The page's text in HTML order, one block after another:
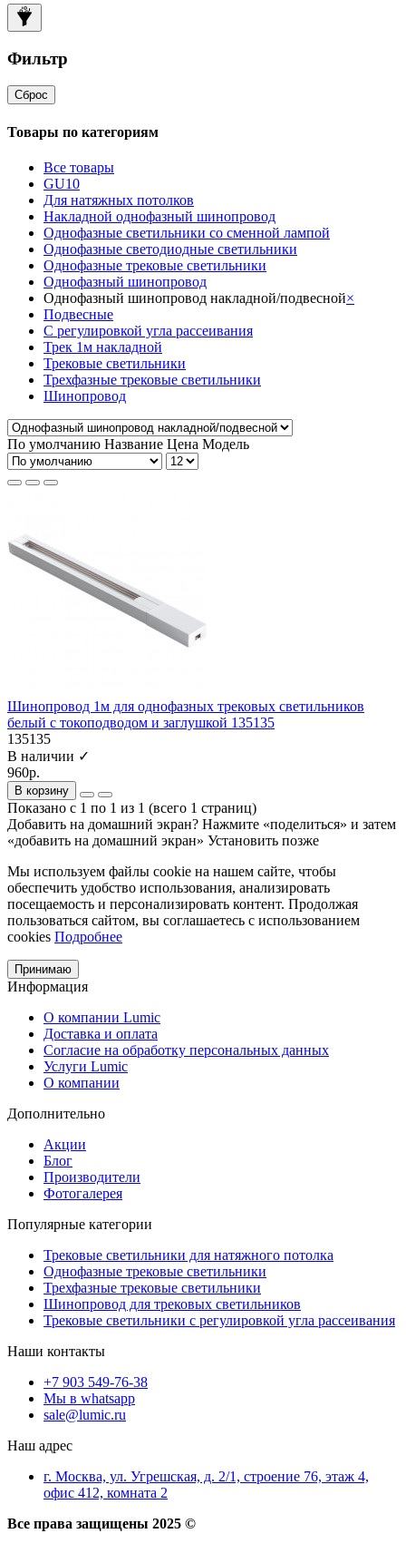
Фильтр
Сброс
Товары по категориям
Все товары
GU10
Для натяжных потолков
Накладной однофазный шинопровод
Однофазные светильники со сменной лампой
Однофазные светодиодные светильники
Однофазные трековые светильники
Однофазный шинопровод
Однофазный шинопровод накладной/подвесной×
Подвесные
С регулировкой угла рассеивания
Трек 1м накладной
Трековые светильники
Трехфазные трековые светильники
Шинопровод
По умолчанию Название Цена Модель
Шинопровод 1м для однофазных трековых светильников
белый с токоподводом и заглушкой 135135
135135
В наличии ✓
960р.
В корзину
Показано с 1 по 1 из 1 (всего 1 страниц)
Добавить на домашний экран? Нажмите «поделиться» и затем
«добавить на домашний экран» Установить позже
Мы используем файлы cookie на нашем сайте, чтобы
обеспечить удобство использования, анализировать
посещаемость и персонализировать контент. Продолжая
пользоваться сайтом, вы соглашаетесь с использованием
cookies Подробнее
Принимаю
Информация
О компании Lumic
Доставка и оплата
Согласие на обработку персональных данных
Услуги Lumic
О компании
Дополнительно
Акции
Блог
Производители
Фотогалерея
Популярные категории
Трековые светильники для натяжного потолка
Однофазные трековые светильники
Трехфазные трековые светильники
Шинопровод для трековых светильников
Трековые светильники с регулировкой угла рассеивания
Наши контакты
+7 903 549-76-38
Мы в whatsapp
sale@lumic.ru
Наш адрес
г. Москва, ул. Угрешская, д. 2/1, строение 76, этаж 4,
офис 412, комната 2
Все права защищены 2025 ©